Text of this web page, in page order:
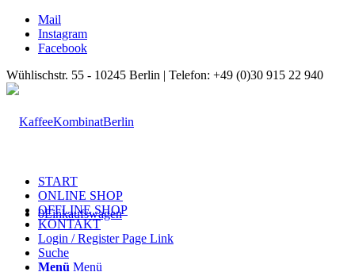
Mail
Instagram
Facebook
Wühlischstr. 55 - 10245 Berlin | Telefon: +49 (0)30 915 22 940
0Einkaufswagen
START
ONLINE SHOP
OFFLINE SHOP
KONTAKT
Login / Register Page Link
Suche
Menü Menü